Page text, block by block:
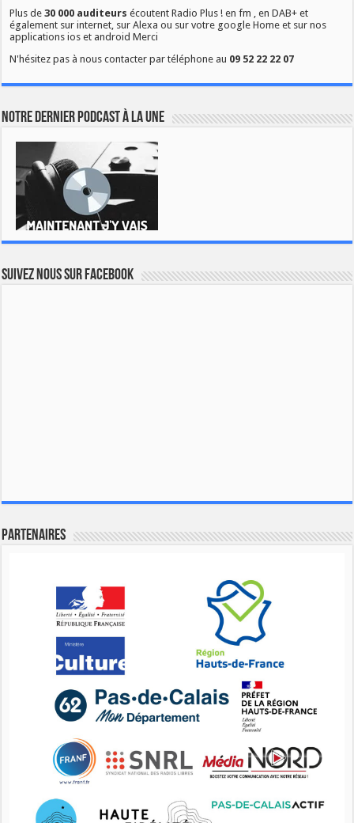
Plus de30 000 auditeurs écoutent Radio Plus ! en fm , en DAB+ et
également sur internet, sur Alexa ou sur votre google Home et sur nos
applications ios et android Merci
N'hésitez pas à nous contacter par téléphone au 09 52 22 22 07
Notre dernier podcast à la une
Suivez nous sur Facebook
Partenaires